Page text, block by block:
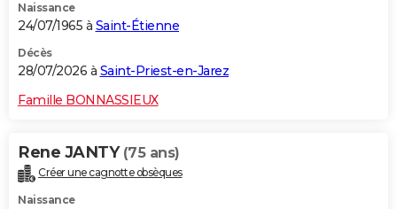
Naissance
24/07/1965 à Saint-Étienne
Décès
28/07/2026 à Saint-Priest-en-Jarez
Famille BONNASSIEUX
Rene JANTY (75 ans)
Créer une cagnotte obsèques
Naissance